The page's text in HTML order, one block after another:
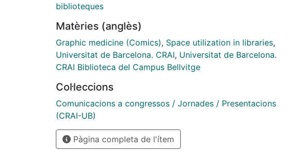
biblioteques
Matèries (anglès)
Graphic medicine (Comics), Space utilization in libraries,
Universitat de Barcelona. CRAI, Universitat de Barcelona.
CRAI Biblioteca del Campus Bellvitge
Col·leccions
Comunicacions a congressos / Jornades / Presentacions
(CRAI-UB)
Pàgina completa de l'ítem